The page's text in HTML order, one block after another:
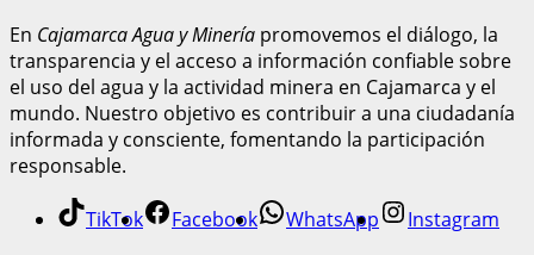
En Cajamarca Agua y Minería promovemos el diálogo, la
transparencia y el acceso a información confiable sobre
el uso del agua y la actividad minera en Cajamarca y el
mundo. Nuestro objetivo es contribuir a una ciudadanía
informada y consciente, fomentando la participación
responsable.
TikTok Facebook WhatsApp Instagram